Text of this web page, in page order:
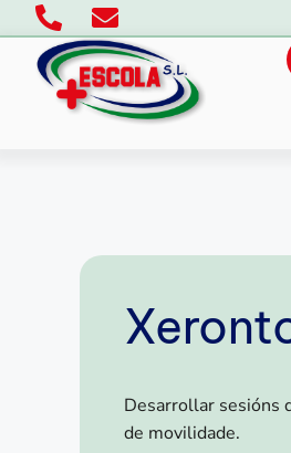
Desarrollar sesións
de movilidade.